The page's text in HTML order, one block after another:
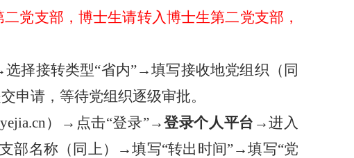
党支部，博士生请转入博士生第二党支部，
择接转类型“省内”→填写接收地党组织（同
请，等待党组织逐级审批。
）→点击“登录”→登录个人平台 →进入
部名称（同上）→填写“转出时间”→填写“党